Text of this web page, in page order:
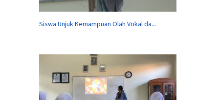
Siswa Unjuk Kemampuan Olah Vokal da...